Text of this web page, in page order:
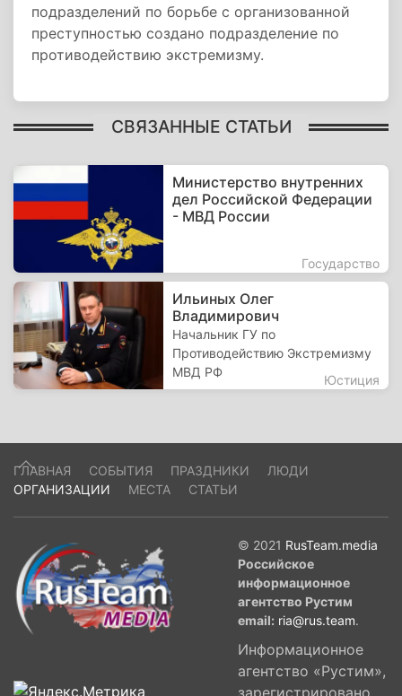
подразделений по борьбе с организованной
преступностью создано подразделение по
противодействию экстремизму.
СВЯЗАННЫЕ СТАТЬИ
Министерство внутренних
дел Российской Федерации
- МВД России
Государство
Ильиных Олег
Владимирович
Начальник ГУ по
Противодействию Экстремизму
МВД РФ
Юстиция
ГЛАВНАЯ СОБЫТИЯ ПРАЗДНИКИ
ЛЮДИ
ОРГАНИЗАЦИИ
МЕСТА СТАТЬИ
© 2021 RusTeam.media
Российское
информационное
агентство Рустим
email: ria@rus.team.
Информационное
агентство «Рустим»,
зарегистрировано